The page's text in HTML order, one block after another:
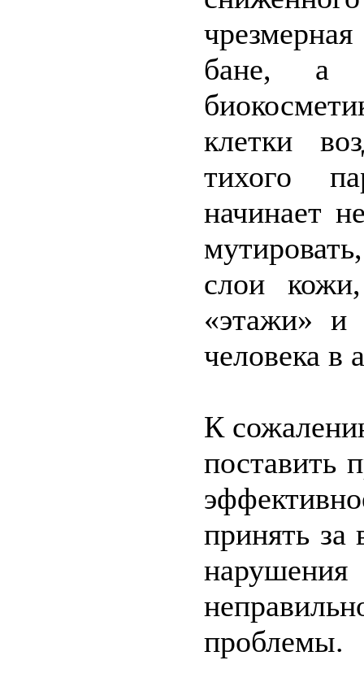
бане, а
клетки
тихого
начинает
слои
«этажи» и
человека в
К
поставить
принять за
проблемы.